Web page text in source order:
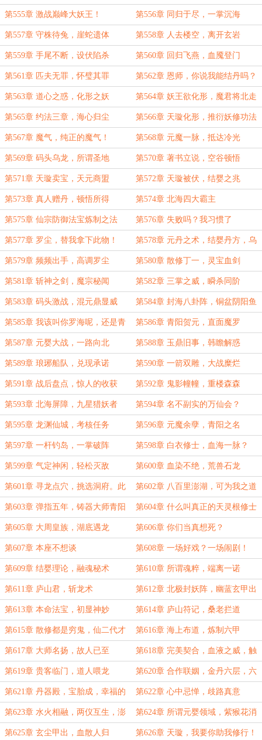
第555章 激战巅峰大妖王！ 第556章 同归于尽，一掌沉海
第557章 守株待兔，崖蛇遗体 第558章 人去楼空，离开玄岩
第559章 手尾不断，设伏陷杀 第560章 回归飞燕，血魇登门
第561章 匹夫无罪，怀璧其罪 第562章 恩师，你说我能结丹吗？
（求月票）
第563章 道心之惑，化形之妖 第564章 妖王欲化形，魔君将北走
第565章 约法三章，海心归尘 第566章 天璇化形，推衍妖修功法
第567章 魔气，纯正的魔气！ 第568章 元魔一脉，抵达冷光
第569章 码头乌龙，所谓圣地 第570章 著书立说，空谷顿悟
第571章 天璇卖宝，天元商盟 第572章 天璇被伏，结婴之兆
第573章 真人赠丹，顿悟所得 第574章 北海四大霸主
第575章 仙宗防御法宝炼制之法 第576章 失败吗？我习惯了
第577章 罗尘，替我拿下此物！ 第578章 元丹之术，结婴丹方，乌
青宝盆，移动灵脉！
第579章 频频出手，高调罗尘 第580章 散修丁一，灵宝血剑
第581章 斩神之剑，魔宗秘闻 第582章 三掌之威，瞬杀同阶
第583章 码头激战，混元鼎显威 第584章 封海八卦阵，铜盆阴阳鱼
第585章 我该叫你罗海呢，还是青
阳魔君呢？
第586章 青阳贺元，直面魔罗
第587章 元婴大战，一路向北 第588章 玉鼎旧事，韩瞻解惑
第589章 琅琊船队，兑现承诺 第590章 一箭双雕，大战糜烂
第591章 战后盘点，惊人的收获 第592章 鬼影幢幢，重楼森森
第593章 北海屏障，九星猎妖者 第594章 名不副实的万仙会？
第595章 龙渊仙城，考核任务 第596章 元魔余孽，青阳之名
第597章 一杆钓岛，一掌破阵 第598章 白衣修士，血海一脉？
第599章 气定神闲，轻松灭敌 第600章 血染不绝，荒兽石龙
第601章 寻龙点穴，挑选洞府。此
青阳，乃彼青阳？
第602章 八百里澎湖，可为我之道
场
第603章 弹指五年，铸器大师青阳
子
第604章 什么叫真正的天灵根修士
啊
第605章 大周皇族，湖底遇龙 第606章 你们当真想死？
第607章 本座不想谈 第608章 一场好戏？一场闹剧！
第609章 结婴理论，融魂秘术 第610章 所谓魂粹，端离一诺
第611章 庐山君，斩龙术 第612章 北极封妖阵，幽蓝玄甲出
第613章 本命法宝，初显神妙 第614章 庐山符记，桑老拦道
第615章 散修都是穷鬼，仙二代才
是金矿
第616章 海上布道，炼制六甲
第617章 大师名扬，故人已至 第618章 完美契合，血液之威，触
类旁通，新的炼体术
第619章 贵客临门，道人喂龙 第620章 合作联姻，金丹六层，六
甲已成，万事俱备
第621章 丹器殿，宝胎成，幸福的
烦恼
第622章 心中忌惮，歧路真意
第623章 水火相融，两仪互生，澎
湖震动
第624章 所谓元婴领域，紫猴花消
息传来
第625章 玄尘甲出，血散人归 第626章 天璇，我要你助我修行！